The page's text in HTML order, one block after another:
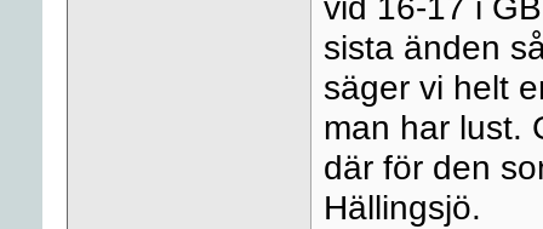
sista änden
säger vi helt
man har lust.
där för den
Hällingsjö.